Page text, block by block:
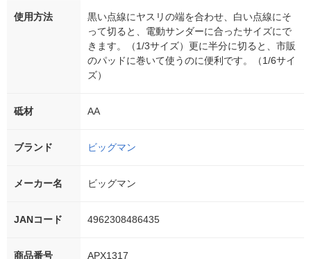
使用方法
黒い点線にヤスリの端を合わせ、白い点線にそ
って切ると、電動サンダーに合ったサイズにで
きます。（1/3サイズ）更に半分に切ると、市販
のパッドに巻いて使うのに便利です。（1/6サイ
ズ）
砥材 AA
ブランド ビッグマン
メーカー名 ビッグマン
JANコード 4962308486435
商品番号 APX1317